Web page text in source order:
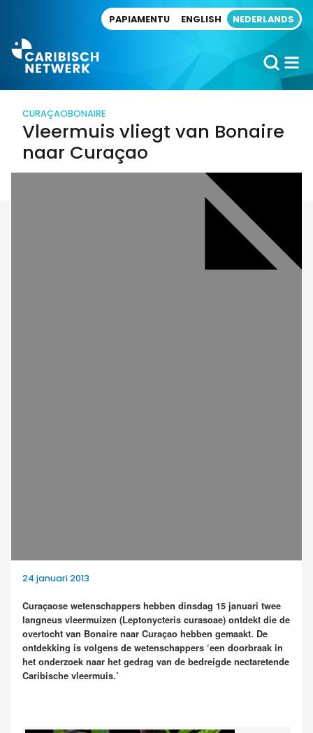
PAPIAMENTU ENGLISH NEDERLANDS
CURAÇAOBONAIRE
Vleermuis vliegt van Bonaire
naar Curaçao
24 januari 2013
Curaçaose wetenschappers hebben dinsdag 15 januari twee
langneus vleermuizen (Leptonycteris curasoae) ontdekt die de
overtocht van Bonaire naar Curaçao hebben gemaakt. De
ontdekking is volgens de wetenschappers ‘een doorbraak in
het onderzoek naar het gedrag van de bedreigde nectaretende
Caribische vleermuis.’